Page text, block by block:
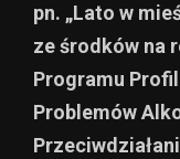
pn. „Lato w
ze środków na
Programu
Problemów